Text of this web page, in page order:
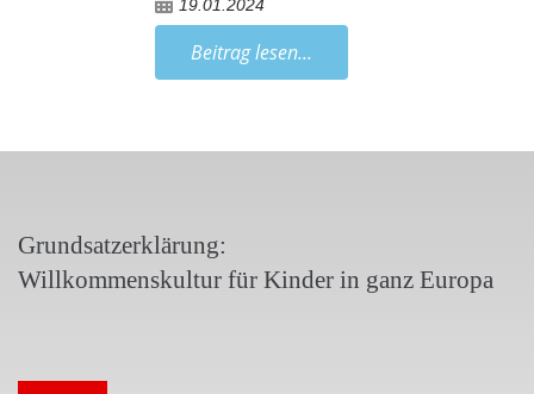
19.01.2024
Beitrag lesen...
Grundsatzerklärung:
Willkommenskultur für Kinder in ganz Europa